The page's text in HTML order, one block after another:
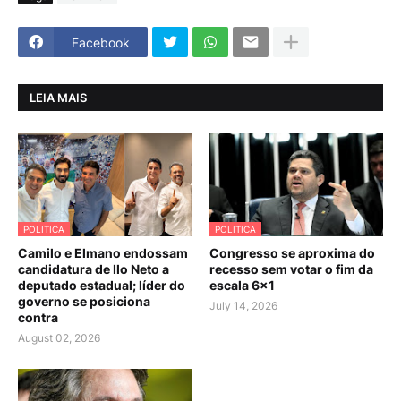
Facebook
LEIA MAIS
POLITICA
Camilo e Elmano endossam
candidatura de Ilo Neto a
deputado estadual; líder do
governo se posiciona
contra
August 02, 2026
POLITICA
Congresso se aproxima do
recesso sem votar o fim da
escala 6×1
July 14, 2026